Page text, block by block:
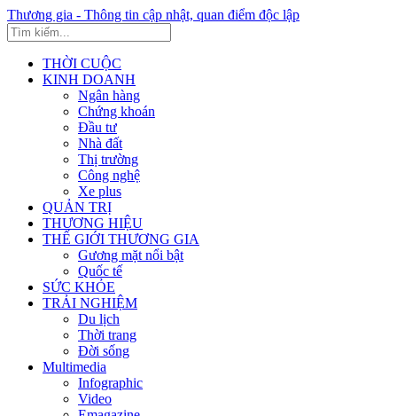
Thương gia - Thông tin cập nhật, quan điểm độc lập
THỜI CUỘC
KINH DOANH
Ngân hàng
Chứng khoán
Đầu tư
Nhà đất
Thị trường
Công nghệ
Xe plus
QUẢN TRỊ
THƯƠNG HIỆU
THẾ GIỚI THƯƠNG GIA
Gương mặt nổi bật
Quốc tế
SỨC KHỎE
TRẢI NGHIỆM
Du lịch
Thời trang
Đời sống
Multimedia
Infographic
Video